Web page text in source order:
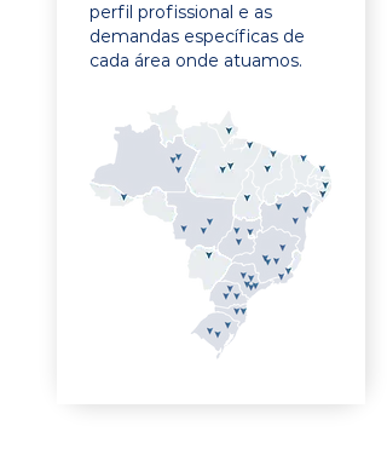
perfil profissional e as
demandas específicas de
cada área onde atuamos.